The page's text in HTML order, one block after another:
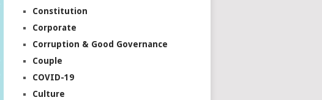
Constitution
Corporate
Corruption & Good Governance
Couple
COVID-19
Culture